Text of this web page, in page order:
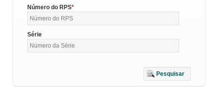
Número do RPS
Série
Pesquisar